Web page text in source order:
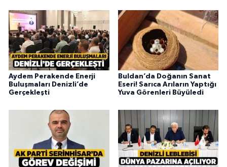
Aydem Perakende Enerji
Buluşmaları Denizli’de
Gerçekleşti
Buldan’da Doğanın Sanat
Eseri! Sarıca Arıların Yaptığı
Yuva Görenleri Büyüledi